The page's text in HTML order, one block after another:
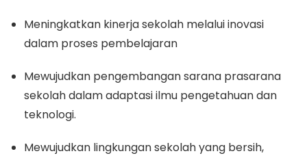
Meningkatkan kinerja sekolah melalui inovasi
dalam proses pembelajaran
Mewujudkan pengembangan sarana prasarana
sekolah dalam adaptasi ilmu pengetahuan dan
teknologi.
Mewujudkan lingkungan sekolah yang bersih,